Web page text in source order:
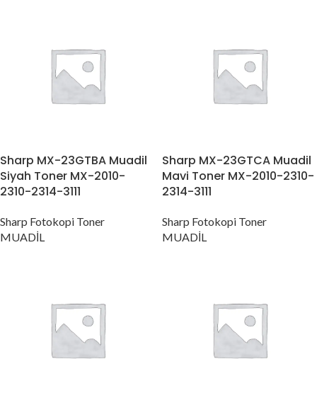
Sharp MX-23GTBA Muadil
Siyah Toner MX-2010-
2310-2314-3111
Sharp Fotokopi Toner
MUADİL
Sharp MX-23GTCA Muadil
Mavi Toner MX-2010-2310-
2314-3111
Sharp Fotokopi Toner
MUADİL